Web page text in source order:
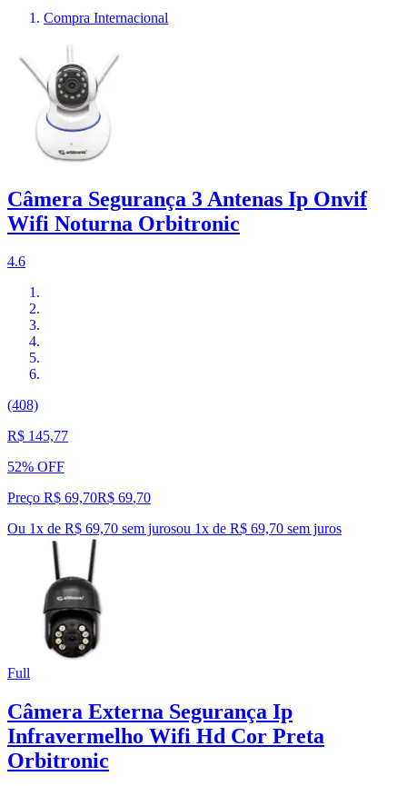
Compra Internacional
Câmera Segurança 3 Antenas Ip Onvif
Wifi Noturna Orbitronic
4.6
(408)
R$ 145,77
52% OFF
Preço R$ 69,70R$ 69,70
Ou 1x de R$ 69,70 sem jurosou 1x de R$ 69,70 sem juros
Full
Câmera Externa Segurança Ip
Infravermelho Wifi Hd Cor Preta
Orbitronic